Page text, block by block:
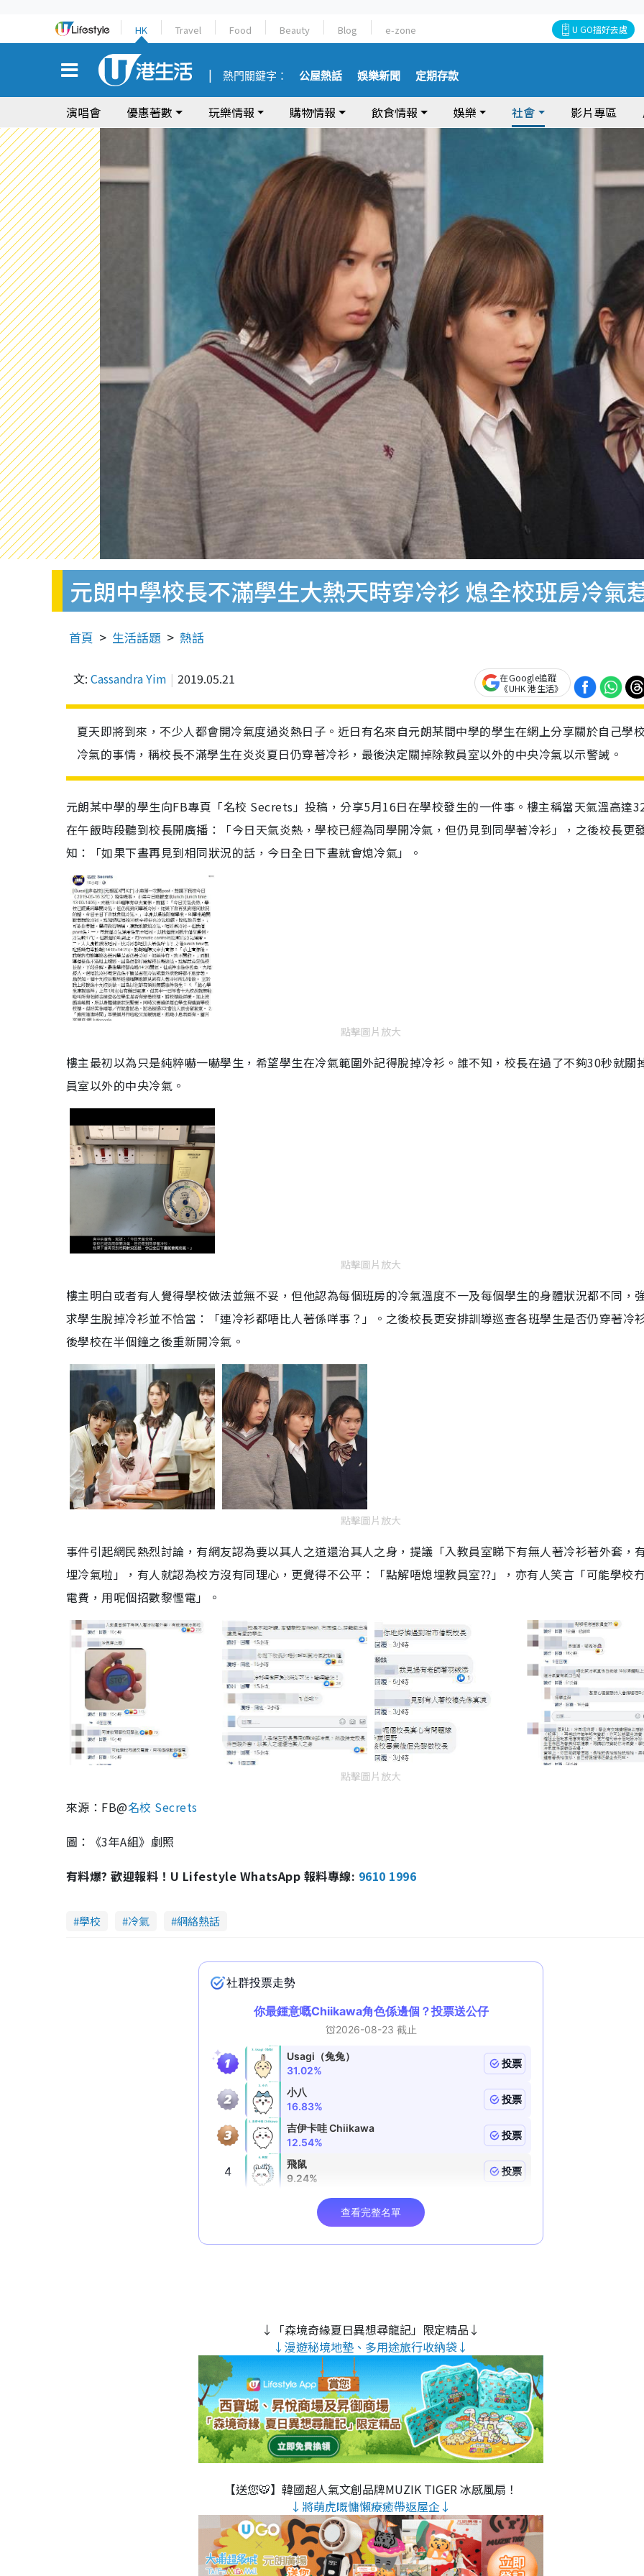
HK Travel Food Beauty Blog e-zone U GO搵好去處
熱門關鍵字： 公屋熱話 娛樂新聞 定期存款
演唱會 優惠著數 玩樂情報 購物情報 飲食情報 娛樂 社會 影片專區
元朗中學校長不滿學生大熱天時穿冷衫 熄全校班房冷氣
首頁 生活話題 熱話
文: Cassandra Yim 2019.05.21
在Google追蹤
《UHK 港生活》
夏天即將到來，不少人都會開冷氣度過炎熱日子。近日有名來自元朗某間中學的學生在網上分享關於自己學
冷氣的事情，稱校長不滿學生在炎炎夏日仍穿著冷衫，最後決定關掉除教員室以外的中央冷氣以示警誡。
元朗某中學的學生向FB專頁「名校 Secrets」投稿，分享5月16日在學校發生的一件事。樓主稱當天氣溫高達
在午飯時段聽到校長開廣播：「今日天氣炎熱，學校已經為同學開冷氣，但仍見到同學著冷衫」，之後校長更
知：「如果下晝再見到相同狀況的話，今日全日下晝就會熄冷氣」。
點擊圖片放大
樓主最初以為只是純粹嚇一嚇學生，希望學生在冷氣範圍外記得脫掉冷衫。誰不知，校長在過了不夠30秒就關
員室以外的中央冷氣。
點擊圖片放大
樓主明白或者有人覺得學校做法並無不妥，但他認為每個班房的冷氣溫度不一及每個學生的身體狀況都不同，
求學生脫掉冷衫並不恰當：「連冷衫都唔比人著係咩事？」。之後校長更安排訓導巡查各班學生是否仍穿著冷
後學校在半個鐘之後重新開冷氣。
點擊圖片放大
事件引起網民熱烈討論，有網友認為要以其人之道還治其人之身，提議「入教員室睇下有無人著冷衫著外套，
埋冷氣啦」，有人就認為校方沒有同理心，更覺得不公平：「點解唔熄埋教員室??」，亦有人笑言「可能學校
電費，用呢個招數黎慳電」。
點擊圖片放大
來源：FB@名校 Secrets
圖：《3年A組》劇照
有料爆? 歡迎報料！U Lifestyle WhatsApp 報料專線: 9610 1996
學校 冷氣 網絡熱話
↓「森境奇緣夏日異想尋龍記」限定精品↓
↓漫遊秘境地墊、多用途旅行收納袋↓
【送您🐯】韓國超人氣文創品牌MUZIK TIGER 冰感風扇！
↓將萌虎嘅慵懶療癒帶返屋企↓